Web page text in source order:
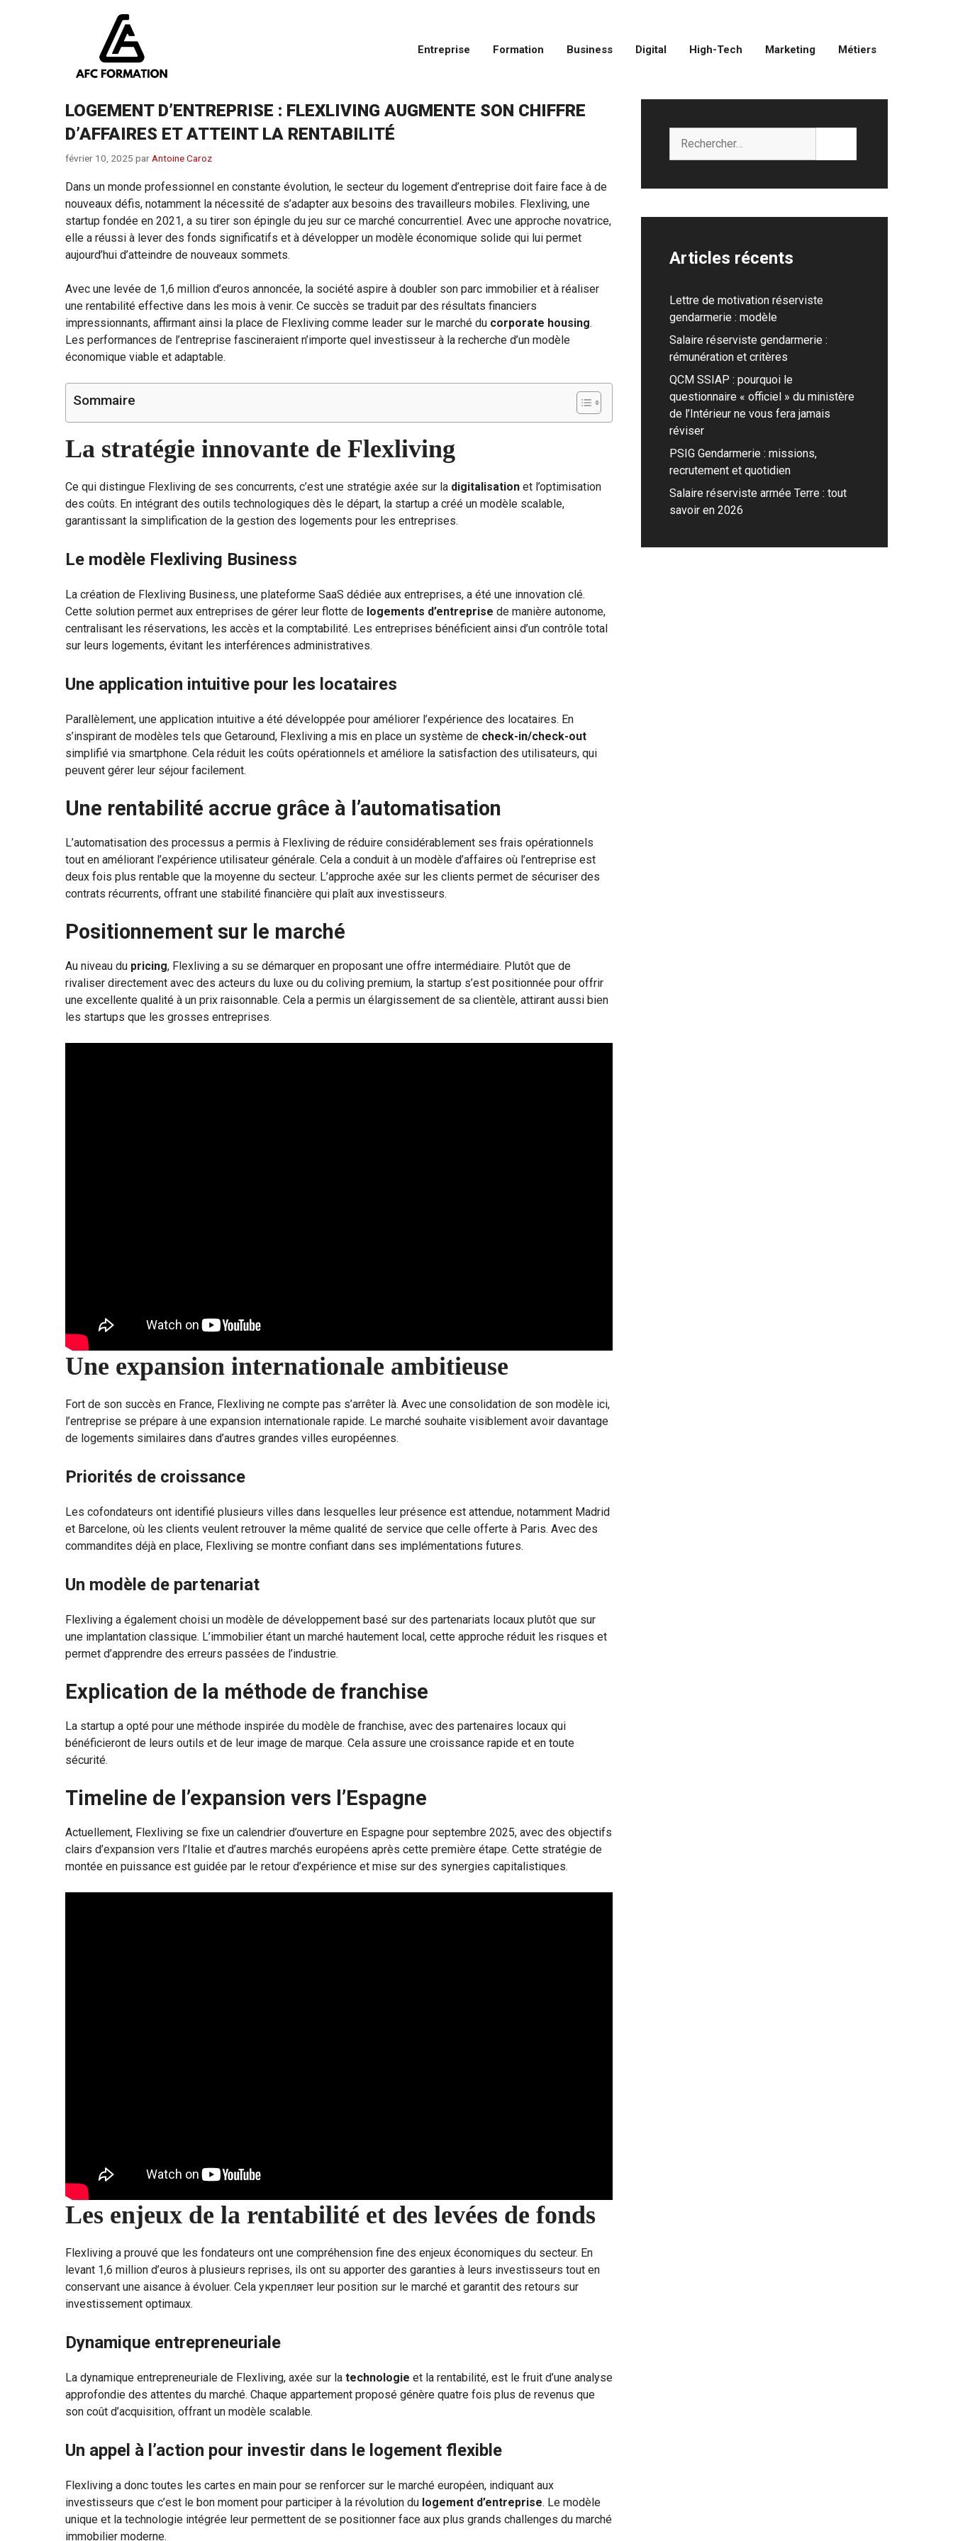
Entreprise Formation Business Digital High-Tech Marketing Métiers
LOGEMENT D’ENTREPRISE : FLEXLIVING AUGMENTE SON CHIFFRE
D’AFFAIRES ET ATTEINT LA RENTABILITÉ
février 10, 2025 parAntoine Caroz
Dans un monde professionnel en constante évolution, le secteur du logement d’entreprise doit faire face à de
nouveaux défis, notamment la nécessité de s’adapter aux besoins des travailleurs mobiles. Flexliving, une
startup fondée en 2021, a su tirer son épingle du jeu sur ce marché concurrentiel. Avec une approche novatrice,
elle a réussi à lever des fonds significatifs et à développer un modèle économique solide qui lui permet
aujourd’hui d’atteindre de nouveaux sommets.
Avec une levée de 1,6 million d’euros annoncée, la société aspire à doubler son parc immobilier et à réaliser
une rentabilité effective dans les mois à venir. Ce succès se traduit par des résultats financiers
impressionnants, affirmant ainsi la place de Flexliving comme leader sur le marché du corporate housing.
Les performances de l’entreprise fascineraient n’importe quel investisseur à la recherche d’un modèle
économique viable et adaptable.
Sommaire
La stratégie innovante de Flexliving
Ce qui distingue Flexliving de ses concurrents, c’est une stratégie axée sur la digitalisation et l’optimisation
des coûts. En intégrant des outils technologiques dès le départ, la startup a créé un modèle scalable,
garantissant la simplification de la gestion des logements pour les entreprises.
Le modèle Flexliving Business
La création de Flexliving Business, une plateforme SaaS dédiée aux entreprises, a été une innovation clé.
Cette solution permet aux entreprises de gérer leur flotte de logements d’entreprise de manière autonome,
centralisant les réservations, les accès et la comptabilité. Les entreprises bénéficient ainsi d’un contrôle total
sur leurs logements, évitant les interférences administratives.
Une application intuitive pour les locataires
Parallèlement, une application intuitive a été développée pour améliorer l’expérience des locataires. En
s’inspirant de modèles tels que Getaround, Flexliving a mis en place un système de check-in/check-out
simplifié via smartphone. Cela réduit les coûts opérationnels et améliore la satisfaction des utilisateurs, qui
peuvent gérer leur séjour facilement.
Une rentabilité accrue grâce à l’automatisation
L’automatisation des processus a permis à Flexliving de réduire considérablement ses frais opérationnels
tout en améliorant l’expérience utilisateur générale. Cela a conduit à un modèle d’affaires où l’entreprise est
deux fois plus rentable que la moyenne du secteur. L’approche axée sur les clients permet de sécuriser des
contrats récurrents, offrant une stabilité financière qui plaît aux investisseurs.
Positionnement sur le marché
Au niveau du pricing, Flexliving a su se démarquer en proposant une offre intermédiaire. Plutôt que de
rivaliser directement avec des acteurs du luxe ou du coliving premium, la startup s’est positionnée pour offrir
une excellente qualité à un prix raisonnable. Cela a permis un élargissement de sa clientèle, attirant aussi bien
les startups que les grosses entreprises.
Une expansion internationale ambitieuse
Fort de son succès en France, Flexliving ne compte pas s’arrêter là. Avec une consolidation de son modèle ici,
l’entreprise se prépare à une expansion internationale rapide. Le marché souhaite visiblement avoir davantage
de logements similaires dans d’autres grandes villes européennes.
Priorités de croissance
Les cofondateurs ont identifié plusieurs villes dans lesquelles leur présence est attendue, notamment Madrid
et Barcelone, où les clients veulent retrouver la même qualité de service que celle offerte à Paris. Avec des
commandites déjà en place, Flexliving se montre confiant dans ses implémentations futures.
Un modèle de partenariat
Flexliving a également choisi un modèle de développement basé sur des partenariats locaux plutôt que sur
une implantation classique. L’immobilier étant un marché hautement local, cette approche réduit les risques et
permet d’apprendre des erreurs passées de l’industrie.
Explication de la méthode de franchise
La startup a opté pour une méthode inspirée du modèle de franchise, avec des partenaires locaux qui
bénéficieront de leurs outils et de leur image de marque. Cela assure une croissance rapide et en toute
sécurité.
Timeline de l’expansion vers l’Espagne
Actuellement, Flexliving se fixe un calendrier d’ouverture en Espagne pour septembre 2025, avec des objectifs
clairs d’expansion vers l’Italie et d’autres marchés européens après cette première étape. Cette stratégie de
montée en puissance est guidée par le retour d’expérience et mise sur des synergies capitalistiques.
Les enjeux de la rentabilité et des levées de fonds
Flexliving a prouvé que les fondateurs ont une compréhension fine des enjeux économiques du secteur. En
levant 1,6 million d’euros à plusieurs reprises, ils ont su apporter des garanties à leurs investisseurs tout en
conservant une aisance à évoluer. Cela укрепляет leur position sur le marché et garantit des retours sur
investissement optimaux.
Dynamique entrepreneuriale
La dynamique entrepreneuriale de Flexliving, axée sur la technologie et la rentabilité, est le fruit d’une analyse
approfondie des attentes du marché. Chaque appartement proposé génère quatre fois plus de revenus que
son coût d’acquisition, offrant un modèle scalable.
Un appel à l’action pour investir dans le logement flexible
Flexliving a donc toutes les cartes en main pour se renforcer sur le marché européen, indiquant aux
investisseurs que c’est le bon moment pour participer à la révolution du logement d’entreprise. Le modèle
unique et la technologie intégrée leur permettent de se positionner face aux plus grands challenges du marché
immobilier moderne.
Articles récents
Lettre de motivation réserviste
gendarmerie : modèle
Salaire réserviste gendarmerie :
rémunération et critères
QCM SSIAP : pourquoi le
questionnaire « officiel » du ministère
de l’Intérieur ne vous fera jamais
réviser
PSIG Gendarmerie : missions,
recrutement et quotidien
Salaire réserviste armée Terre : tout
savoir en 2026